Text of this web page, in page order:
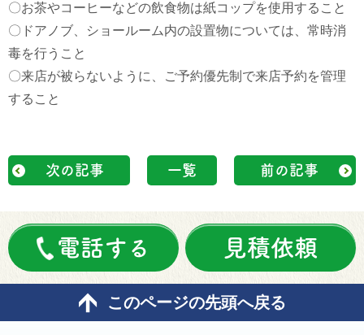
〇お茶やコーヒーなどの飲食物は紙コップを使用すること
〇ドアノブ、ショールーム内の設置物については、常時消
毒を行うこと
〇来店が被らないように、ご予約優先制で来店予約を管理
すること
次の記事 一覧 前の記事
電話する 見積依頼
このページの先頭へ戻る